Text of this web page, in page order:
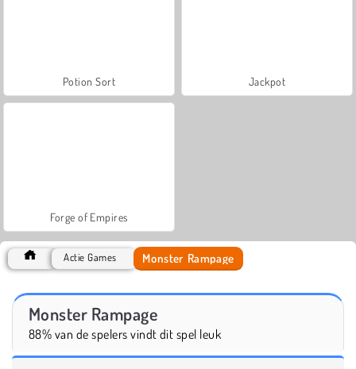
Potion Sort Jackpot
Forge of Empires
Actie Games Monster Rampage
Monster Rampage
88% van de spelers vindt dit spel leuk